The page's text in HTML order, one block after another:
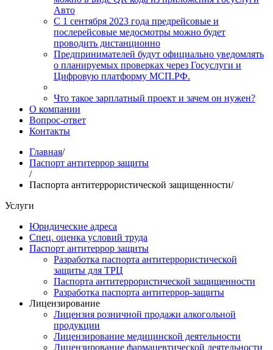
Авто
С 1 сентября 2023 года предрейсовые и
послерейсовые медосмотры можно будет
проводить дистанционно
Предпринимателей будут официально уведомлять
о планируемых проверках через Госуслуги и
Цифровую платформу МСП.РФ.
Что такое зарплатный проект и зачем он нужен?
О компании
Вопрос-ответ
Контакты
Главная/
Паспорт антитеррор защиты
/
Паспорта антитеррористической защищенности/
Услуги
Юридические адреса
Спец. оценка условий труда
Паспорт антитеррор защиты
Разработка паспорта антитеррористической
защиты для ТРЦ
Паспорта антитеррористической защищенности
Разработка паспорта антитеррор-защиты
Лицензирование
Лицензия розничной продажи алкогольной
продукции
Лицензирование медицинской деятельности
Лицензирование фармацевтической деятельности